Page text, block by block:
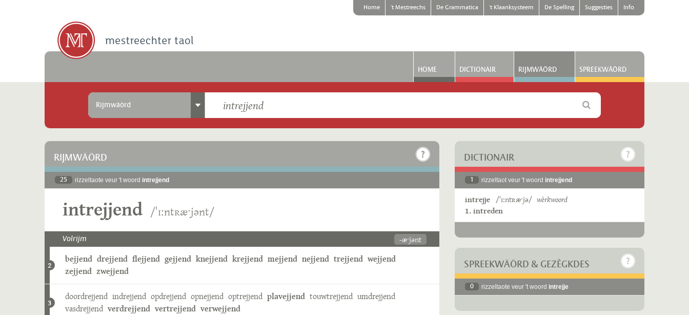
Home 't Mestreechs De Grammatica 't Klaanksysteem De Spelling Suggesties Info
HOME DICTIONAIR RIJMWÄÖRD SPREEKWÄÖRD
Rijmwäörd
RIJMWÄÖRD
25 rizzeltaote veur 't woord intrejjend
intrejjend /ˈɪːntʀæˑjənt/
Volrijm -æˑjənt
2
bejjend drejjend flejjend gejjend knejjend krejjend mejjend nejjend trejjend wejjend
zejjend zwejjend
3
doordrejjend indrejjend opdrejjend opnejjend optrejjend plavejjend touwtrejjend umdrejjend
vasdrejjend verdrejjend vertrejjend verwejjend
DICTIONAIR
1 rizzeltaot veur 't woord intrejjend
intrejje /ˈɪːntʀæˑjə/ wèrkwoord
1. intreden
SPREEKWÄÖRD & GEZÈGKDES
0 rizzeltaote veur 't woord intrejje